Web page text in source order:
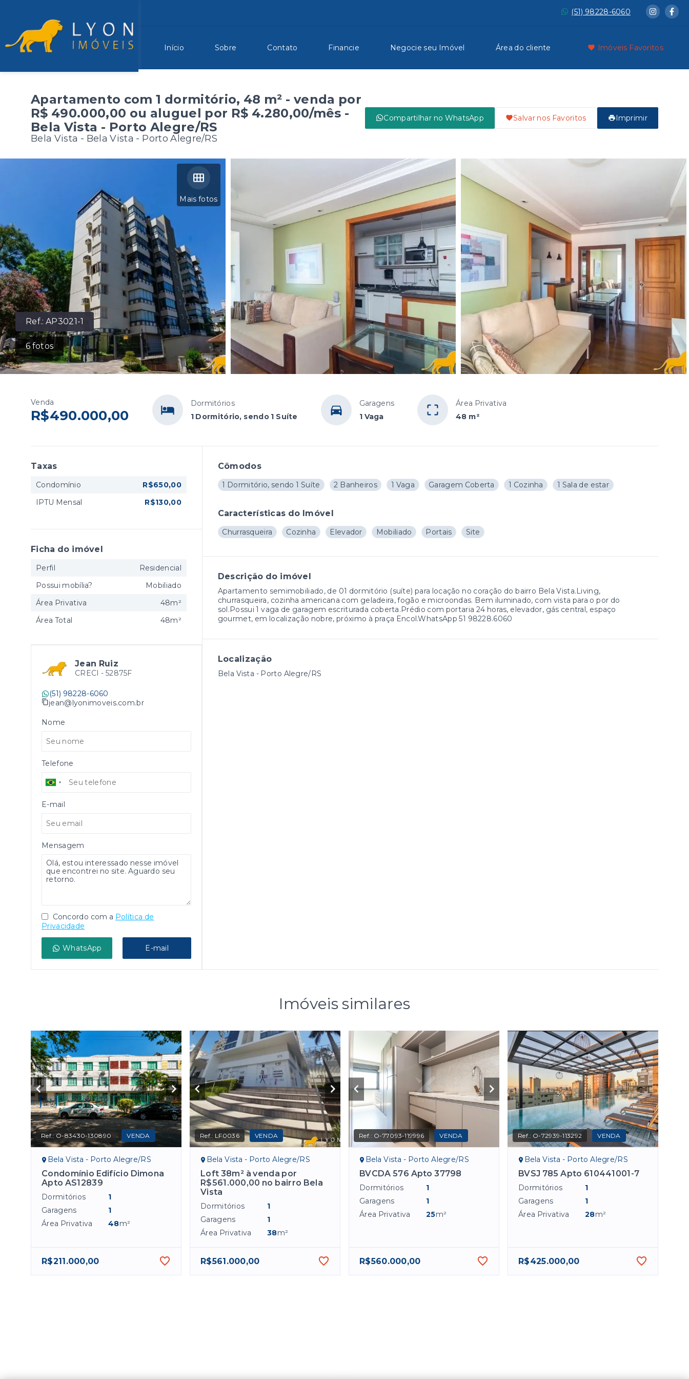
(51) 98228-6060
Início Sobre Contato Financie Negocie seu Imóvel Área do cliente Imóveis Favoritos
Apartamento com 1 dormitório, 48 m² - venda por
R$ 490.000,00 ou aluguel por R$ 4.280,00/mês -
Bela Vista - Porto Alegre/RS
Bela Vista - Bela Vista - Porto Alegre/RS
Compartilhar no WhatsApp Salvar nos Favoritos Imprimir
Ref.:AP3021-1
6fotos
Mais fotos
Venda
R$490.000,00
Dormitórios
1 Dormitório, sendo 1 Suíte
Garagens
1 Vaga
Área Privativa
48 m²
Cômodos
1 Dormitório, sendo 1 Suíte 2 Banheiros 1 Vaga Garagem Coberta 1 Cozinha 1 Sala de estar
Características do Imóvel
Churrasqueira Cozinha Elevador Mobiliado Portais Site
Descrição do imóvel
Apartamento semimobiliado, de 01 dormitório (suíte) para locação no coração do bairro Bela Vista.Living,
churrasqueira, cozinha americana com geladeira, fogão e microondas. Bem iluminado, com vista para o por do
sol.Possui 1 vaga de garagem escriturada coberta.Prédio com portaria 24 horas, elevador, gás central, espaço
gourmet, em localização nobre, próximo à praça Encol.WhatsApp 51 98228.6060
Localização
Bela Vista - Porto Alegre/RS
Taxas
Condomínio
R$650,00
IPTU Mensal
R$130,00
Ficha do imóvel
Perfil
Residencial
Possui mobília?
Mobiliado
Área Privativa
48m²
Área Total
48m²
Jean Ruiz
CRECI - 52875F
(51) 98228-6060
jean@lyonimoveis.com.br
Nome
Telefone
E-mail
Mensagem
Concordo com a Política de
Privacidade
WhatsApp E-mail
Imóveis similares
Ref.:O-83430-130890 VENDA
Bela Vista - Porto Alegre/RS
Condomínio Edifício Dimona
Apto AS12839
Dormitórios
1
Garagens
1
Área Privativa
48m²
R$211.000,00
Ref.: LF0036 VENDA
Bela Vista - Porto Alegre/RS
Loft 38m² à venda por
R$561.000,00 no bairro Bela
Vista
Dormitórios
1
Garagens
1
Área Privativa
38m²
R$561.000,00
Ref.: O-77093-119996 VENDA
Bela Vista - Porto Alegre/RS
BVCDA 576 Apto 37798
Dormitórios
1
Garagens
1
Área Privativa
25m²
R$560.000,00
Ref.: O-72939-113292 VENDA
Bela Vista - Porto Alegre/RS
BVSJ 785 Apto 610441001-7
Dormitórios
1
Garagens
1
Área Privativa
28m²
R$425.000,00